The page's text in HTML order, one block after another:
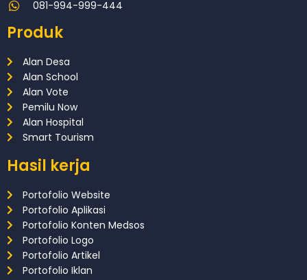
081-994-999-444
Produk
Alan Desa
Alan School
Alan Vote
Pemilu Now
Alan Hospital
Smart Tourism
Hasil kerja
Portofolio Website
Portofolio Aplikasi
Portofolio Konten Medsos
Portofolio Logo
Portofolio Artikel
Portofolio Iklan